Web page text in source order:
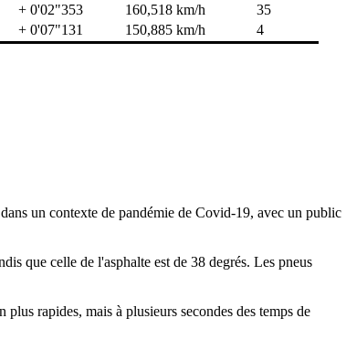
+ 0'02"353 160,518 km/h
35
+ 0'07"131 150,885 km/h 4
un contexte de pandémie de Covid-19, avec un public
que celle de l'asphalte est de 38 degrés. Les pneus
rapides, mais à plusieurs secondes des temps de